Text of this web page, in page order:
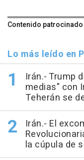
Contenido patrocinado
Lo más leído en
Irán.- Trump
medias" con
Teherán se
Irán.- El
la cúpula de